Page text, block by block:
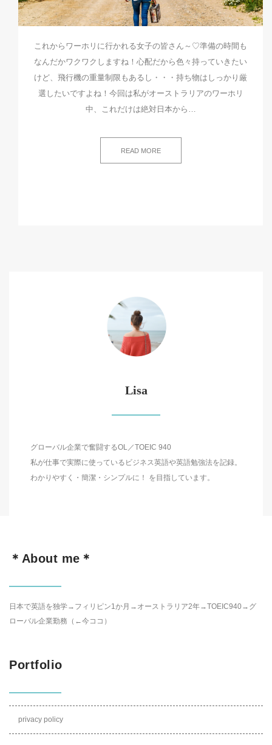
これからワーホリに行かれる女子の皆さん～♡準備の時間も
なんだかワクワクしますね！心配だから色々持っていきたい
けど、飛行機の重量制限もあるし・・・持ち物はしっかり厳
選したいですよね！今回は私がオーストラリアのワーホリ
中、これだけは絶対日本から…
READ MORE
Lisa
グローバル企業で奮闘するOL／TOEIC 940
私が仕事で実際に使っているビジネス英語や英語勉強法を記録。
わかりやすく・簡潔・シンプルに！ を目指しています。
＊About me＊
日本で英語を独学→フィリピン1か月→オーストラリア2年→TOEIC940→グ
ローバル企業勤務（←今ココ）
Portfolio
privacy policy